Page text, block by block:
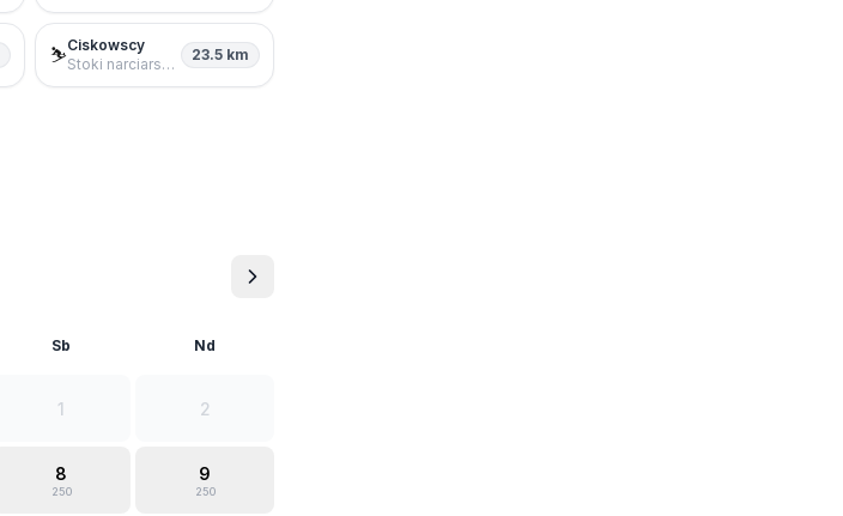
⛷️Ciskowscy
Stoki narciarskie
23.5 km
Sb Nd
1 2
8
250
9
250